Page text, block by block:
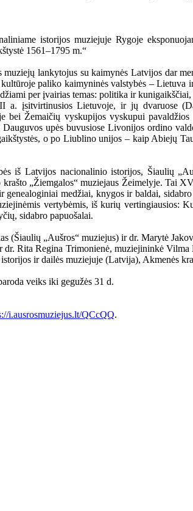
istorijos muziejuje Rygoje
1561–1795 m.“
muziejų lankytojus su kaimynės Latvijos dar
paliko kaimyninės valstybės – Lietuva
per įvairias temas: politika ir
įsitvirtinusios Lietuvoje, ir jų dvaruose
bei Žemaičių vyskupijos vyskupui
upės buvusiose Livonijos ordino
o po Liublino unijos – kaip Abiejų
iš Latvijos nacionalinio istorijos, Šiaulių
„Žiemgalos“ muziejaus Žeimelyje. Tai
medžiai, knygos ir baldai,
vertybėmis, iš kurių vertingiausios:
sidabro papuošalai.
(Šiaulių „Aušros“ muziejus) ir dr. Marytė
dr. Rita Regina Trimonienė, muziejininkė
ir dailės muziejuje (Latvija), Akmenės
veiks iki gegužės 31 d.
i.ausrosmuziejus.lt/QCcQQ.